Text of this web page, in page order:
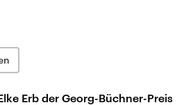
Erb der Georg-Büchner-Preis